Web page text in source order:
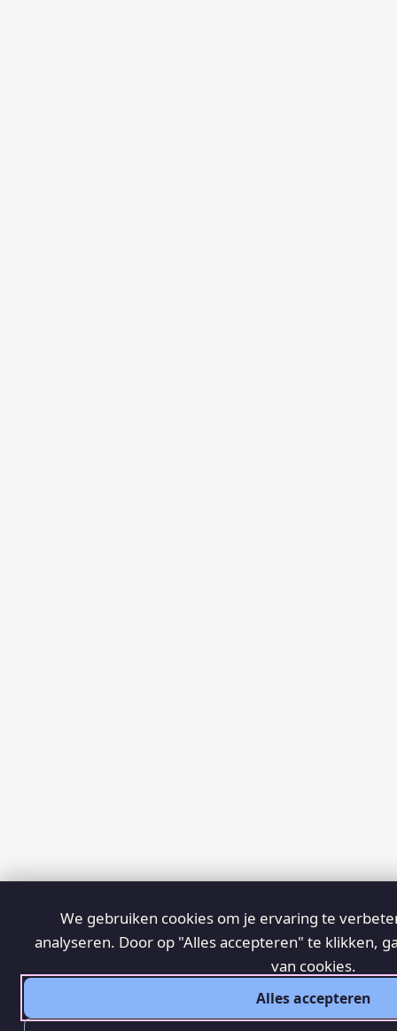
We gebruiken cookies om je ervaring te
analyseren. Door op "Alles accepteren" te klikken,
van cookies.
Alles accepteren